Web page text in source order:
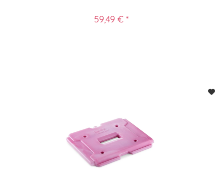
59,49 € *